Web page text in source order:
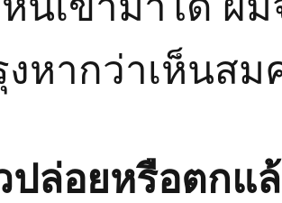
หากว่าเห็นสม
ปล่อยหรือตกแ